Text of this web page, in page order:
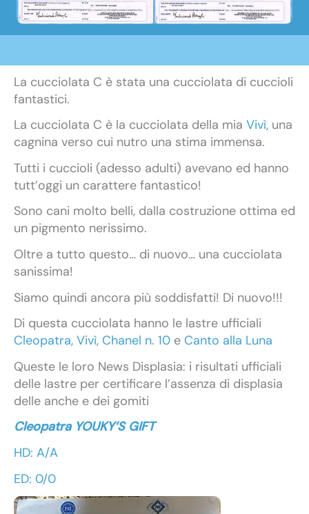
La cucciolata C è stata una cucciolata di cuccioli
fantastici.
La cucciolata C è la cucciolata della mia Vivì, una
cagnina verso cui nutro una stima immensa.
Tutti i cuccioli (adesso adulti) avevano ed hanno
tutt’oggi un carattere fantastico!
Sono cani molto belli, dalla costruzione ottima ed
un pigmento nerissimo.
Oltre a tutto questo… di nuovo… una cucciolata
sanissima!
Siamo quindi ancora più soddisfatti! Di nuovo!!!
Di questa cucciolata hanno le lastre ufficiali
Cleopatra, Vivì, Chanel n. 10 e Canto alla Luna
Queste le loro News Displasia: i risultati ufficiali
delle lastre per certificare l’assenza di displasia
delle anche e dei gomiti
Cleopatra YOUKY’S GIFT
HD: A/A
ED: 0/0